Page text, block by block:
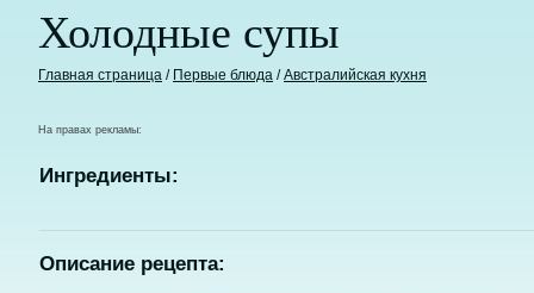
Холодные супы
Главная страница / Первые блюда /Австралийская кухня
На правах рекламы:
Ингредиенты:
Описание рецепта: